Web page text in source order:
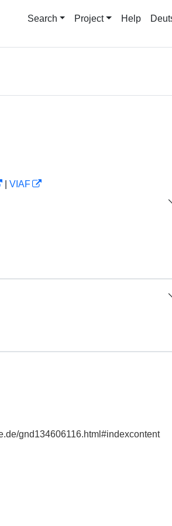
Search Project Help
VIAF
gnd134606116.html#indexcontent